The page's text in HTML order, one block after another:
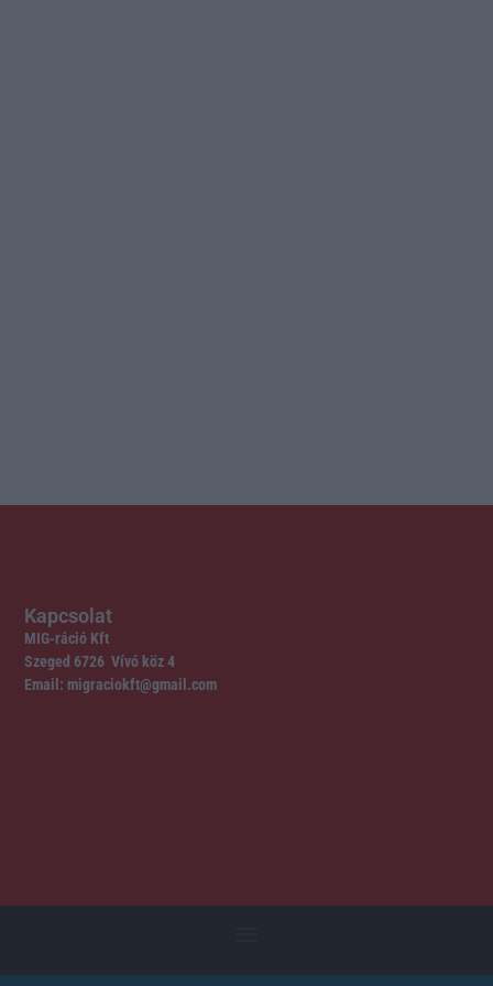
Kapcsolat
MIG-ráció Kft
Szeged 6726 Vívó köz 4
Email: migraciokft@gmail.com